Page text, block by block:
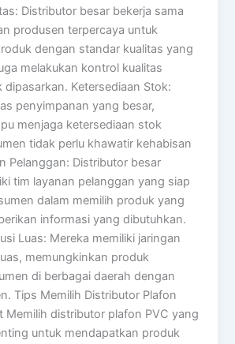
Distributor besar bekerja sama
produsen terpercaya untuk
dengan standar kualitas yang
melakukan kontrol kualitas
dipasarkan. Ketersediaan Stok:
penyimpanan yang besar,
menjaga ketersediaan stok
tidak perlu khawatir kehabisan
Pelanggan: Distributor besar
tim layanan pelanggan yang siap
dalam memilih produk yang
informasi yang dibutuhkan.
Luas: Mereka memiliki jaringan
memungkinkan produk
di berbagai daerah dengan
Tips Memilih Distributor Plafon
Memilih distributor plafon PVC yang
untuk mendapatkan produk